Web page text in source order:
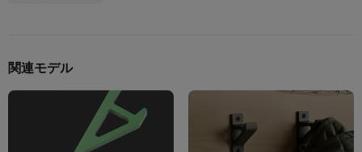
関連モデル